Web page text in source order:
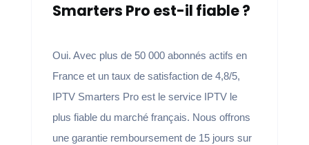
Smarters Pro est-il fiable ?
Oui. Avec plus de 50 000 abonnés actifs en
France et un taux de satisfaction de 4,8/5,
IPTV Smarters Pro est le service IPTV le
plus fiable du marché français. Nous offrons
une garantie remboursement de 15 jours sur